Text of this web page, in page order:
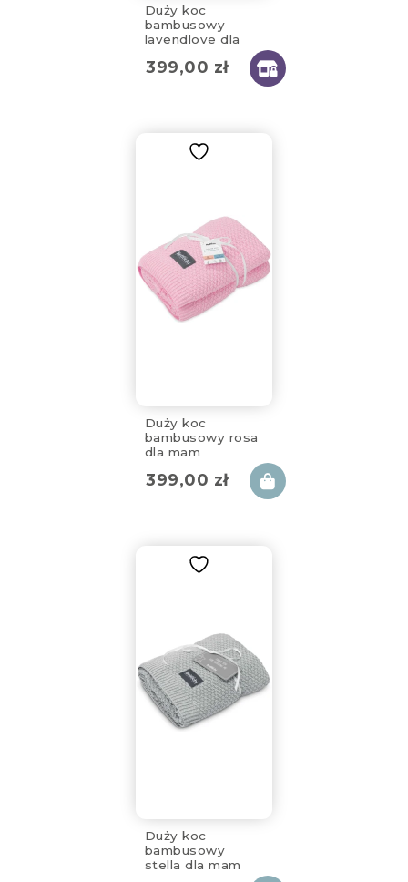
Duży koc
bambusowy
lavendlove dla
399,00 zł
Duży koc
bambusowy rosa
dla mam
399,00 zł
Duży koc
bambusowy
stella dla mam